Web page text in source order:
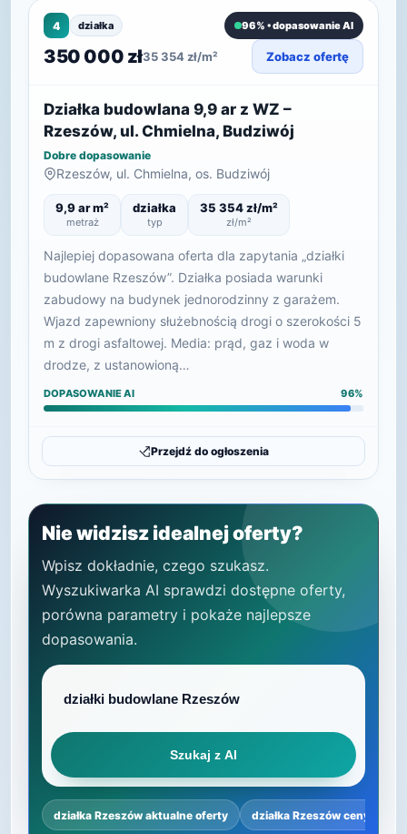
4 działka 96% • dopasowanie AI
350 000 zł35 354 zł/m² Zobacz ofertę
Działka budowlana 9,9 ar z WZ –
Rzeszów, ul. Chmielna, Budziwój
Dobre dopasowanie
Rzeszów, ul. Chmielna, os. Budziwój
9,9 ar m²
metraż
działka
typ
35 354 zł/m²
zł/m²
Najlepiej dopasowana oferta dla zapytania „działki
budowlane Rzeszów”. Działka posiada warunki
zabudowy na budynek jednorodzinny z garażem.
Wjazd zapewniony służebnością drogi o szerokości 5
m z drogi asfaltowej. Media: prąd, gaz i woda w
drodze, z ustanowioną…
DOPASOWANIE AI 96%
Przejdź do ogłoszenia
Nie widzisz idealnej oferty?
Wpisz dokładnie, czego szukasz.
Wyszukiwarka AI sprawdzi dostępne oferty,
porówna parametry i pokaże najlepsze
dopasowania.
Szukaj z AI
działka Rzeszów aktualne oferty działka Rzeszów ceny